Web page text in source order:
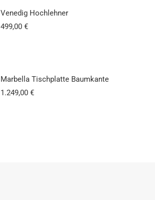
Venedig Hochlehner
499,00 €
Marbella Tischplatte Baumkante
1.249,00 €